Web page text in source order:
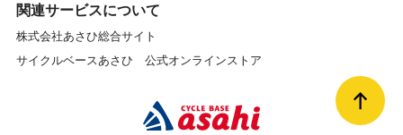
関連サービスについて
株式会社あさひ総合サイト
サイクルベースあさひ 公式オンラインストア